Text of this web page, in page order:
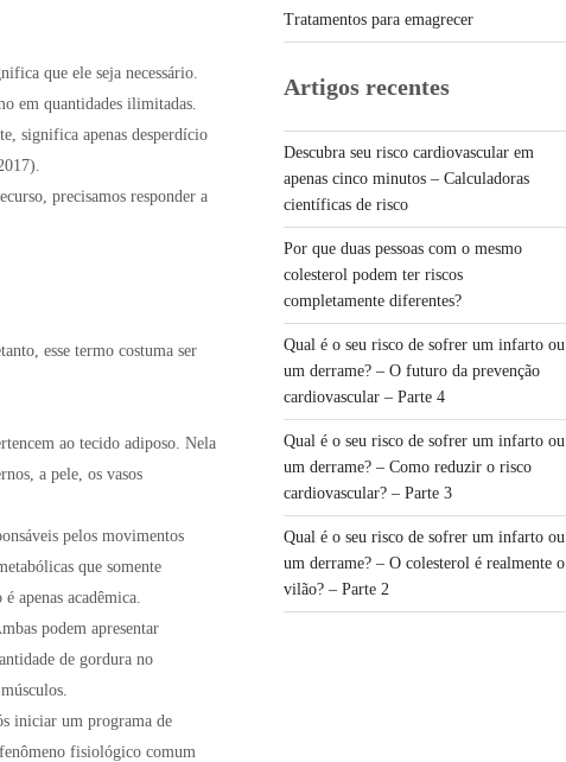
que ele seja necessário.
em quantidades ilimitadas.
significa apenas desperdício
precisamos responder a
esse termo costuma ser
ao tecido adiposo. Nela
a pele, os vasos
pelos movimentos
que somente
apenas acadêmica.
podem apresentar
de gordura no
iniciar um programa de
fisiológico comum
Tratamentos para emagrecer
Artigos recentes
Descubra seu risco cardiovascular em
apenas cinco minutos – Calculadoras
científicas de risco
Por que duas pessoas com o mesmo
colesterol podem ter riscos
completamente diferentes?
Qual é o seu risco de sofrer um infarto ou
um derrame? – O futuro da prevenção
cardiovascular – Parte 4
Qual é o seu risco de sofrer um infarto ou
um derrame? – Como reduzir o risco
cardiovascular? – Parte 3
Qual é o seu risco de sofrer um infarto ou
um derrame? – O colesterol é realmente o
vilão? – Parte 2